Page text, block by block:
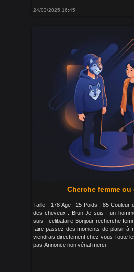
24/03/2025 16:45
Cherche femme ou
Taille : 178 Age : 25 Poids : 85 Couleur
des cheveux : Brun Je suis : un
suis : celibataire Bonjour recherche
faire passez des moments de plaisir à
viendrais directement chez vous Toute
pas’ Annonce non vénal merci